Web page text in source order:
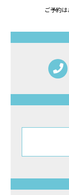
ご予約